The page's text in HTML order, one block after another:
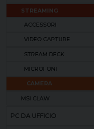
STREAMING
ACCESSORI
VIDEO CAPTURE
STREAM DECK
MICROFONI
CAMERA
MSI CLAW
PC DA UFFICIO